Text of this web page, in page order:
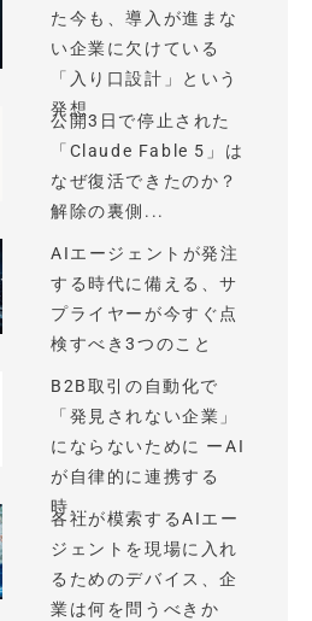
た今も、導入が進まな
い企業に欠けている
「入り口設計」という
発想
公開3日で停止された
「Claude Fable 5」は
なぜ復活できたのか？
解除の裏側...
AIエージェントが発注
する時代に備える、サ
プライヤーが今すぐ点
検すべき3つのこと
B2B取引の自動化で
「発見されない企業」
にならないために ーAI
が自律的に連携する
時...
各社が模索するAIエー
ジェントを現場に入れ
るためのデバイス、企
業は何を問うべきか